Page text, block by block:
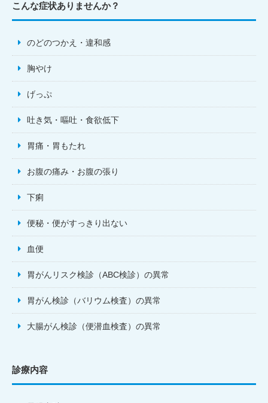
こんな症状ありませんか？
のどのつかえ・違和感
胸やけ
げっぷ
吐き気・嘔吐・食欲低下
胃痛・胃もたれ
お腹の痛み・お腹の張り
下痢
便秘・便がすっきり出ない
血便
胃がんリスク検診（ABC検診）の異常
胃がん検診（バリウム検査）の異常
大腸がん検診（便潜血検査）の異常
診療内容